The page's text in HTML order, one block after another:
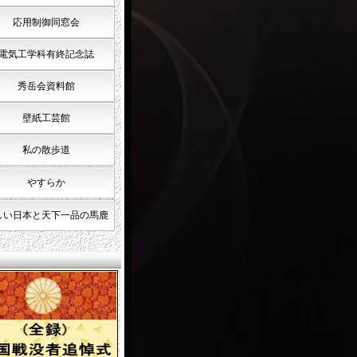
応用制御同窓会
気工学科有終記念誌
秀岳会資料館
壁紙工芸館
私の散歩道
やすらか
い日本と天下一品の馬鹿